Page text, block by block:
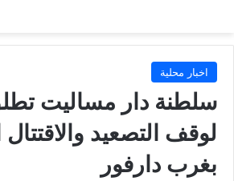
اخبار محلية
سلطنة دار مساليت
لوقف التصعيد والاقتتال
بغرب دارفور